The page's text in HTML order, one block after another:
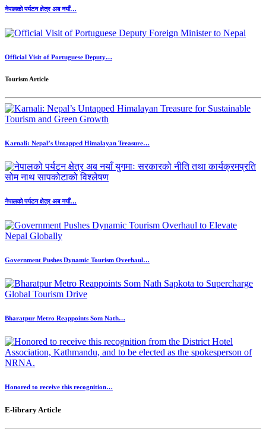
नेपालको पर्यटन क्षेत्र अब नयाँ…
Official Visit of Portuguese Deputy…
Tourism Article
Karnali: Nepal’s Untapped Himalayan Treasure…
नेपालको पर्यटन क्षेत्र अब नयाँ…
Government Pushes Dynamic Tourism Overhaul…
Bharatpur Metro Reappoints Som Nath…
Honored to receive this recognition…
E-library Article